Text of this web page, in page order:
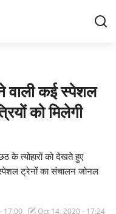
कई स्पेशल
को मिलेगी
के त्योहारों को देखते हुए
ट्रेनों का संचालन जोनल
17:00
Oct 14, 2020 - 17:24